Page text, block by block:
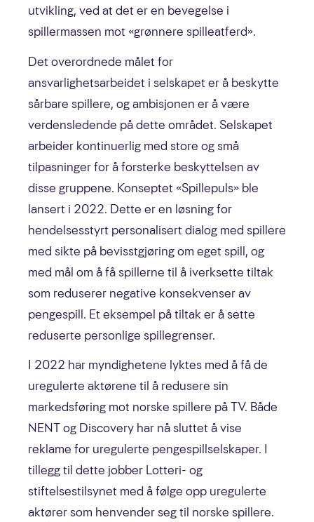
utvikling, ved at det er en bevegelse i
spillermassen mot «grønnere spilleatferd».
Det overordnede målet for
ansvarlighetsarbeidet i selskapet er å beskytte
sårbare spillere, og ambisjonen er å være
verdensledende på dette området. Selskapet
arbeider kontinuerlig med store og små
tilpasninger for å forsterke beskyttelsen av
disse gruppene. Konseptet «Spillepuls» ble
lansert i 2022. Dette er en løsning for
hendelsesstyrt personalisert dialog med spillere
med sikte på bevisstgjøring om eget spill, og
med mål om å få spillerne til å iverksette tiltak
som reduserer negative konsekvenser av
pengespill. Et eksempel på tiltak er å sette
reduserte personlige spillegrenser.
I 2022 har myndighetene lyktes med å få de
uregulerte aktørene til å redusere sin
markedsføring mot norske spillere på TV. Både
NENT og Discovery har nå sluttet å vise
reklame for uregulerte pengespillselskaper. I
tillegg til dette jobber Lotteri- og
stiftelsestilsynet med å følge opp uregulerte
aktører som henvender seg til norske spillere.